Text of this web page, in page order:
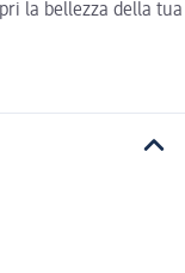
la bellezza della tua